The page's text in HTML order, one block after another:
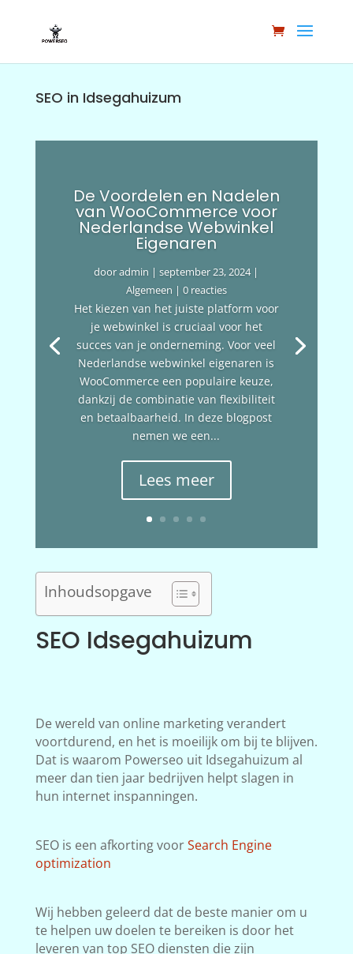
SEO in Idsegahuizum
De Voordelen en Nadelen
van WooCommerce voor
Nederlandse Webwinkel
Eigenaren
dooradmin |september 23, 2024|
Algemeen | 0 reacties
Het kiezen van het juiste platform voor
je webwinkel is cruciaal voor het
succes van je onderneming. Voor veel
Nederlandse webwinkel eigenaren is
WooCommerce een populaire keuze,
dankzij de combinatie van flexibiliteit
en betaalbaarheid. In deze blogpost
nemen we een...
Lees meer
Inhoudsopgave
SEO Idsegahuizum
De wereld van online marketing verandert
voortdurend, en het is moeilijk om bij te blijven.
Dat is waarom Powerseo uit Idsegahuizum al
meer dan tien jaar bedrijven helpt slagen in
hun internet inspanningen.
SEO is een afkorting voorSearch Engine
optimization
Wij hebben geleerd dat de beste manier om u
te helpen uw doelen te bereiken is door het
leveren van top SEO diensten die zijn